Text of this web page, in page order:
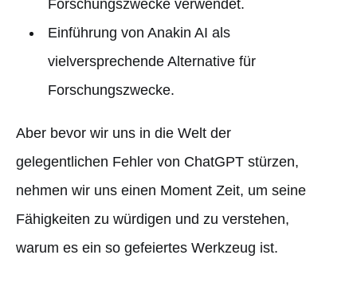
Forschungszwecke verwendet.
Einführung von Anakin AI als
vielversprechende Alternative für
Forschungszwecke.
Aber bevor wir uns in die Welt der
gelegentlichen Fehler von ChatGPT stürzen,
nehmen wir uns einen Moment Zeit, um seine
Fähigkeiten zu würdigen und zu verstehen,
warum es ein so gefeiertes Werkzeug ist.